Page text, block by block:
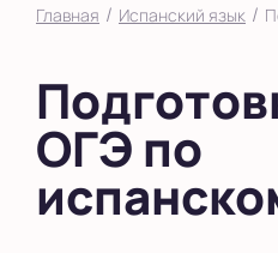
Фили
Якиманка
в Южном
во
на
Главная / Испанский язык /
ОГЭ по